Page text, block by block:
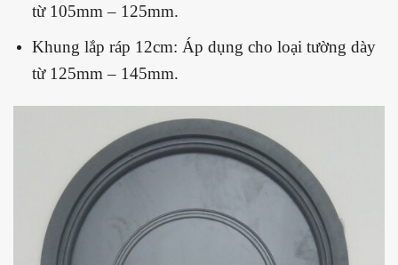
từ 105mm – 125mm.
Khung lắp ráp 12cm: Áp dụng cho loại tường dày
từ 125mm – 145mm.